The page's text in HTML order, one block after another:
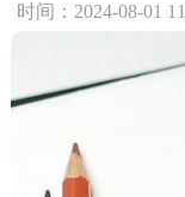
时间：2024-08-01